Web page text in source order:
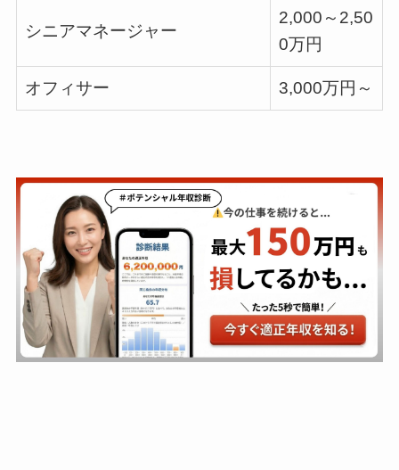
シニアマネージャー
2,000～2,50
0万円
オフィサー 3,000万円～